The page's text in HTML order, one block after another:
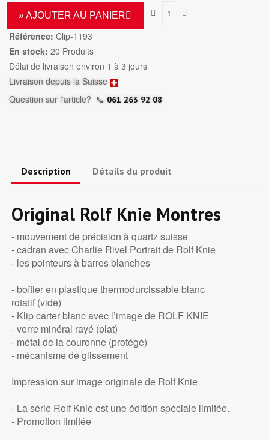
» AJOUTER AU PANIER
Référence: Clip-1193
En stock: 20 Produits
Délai de livraison environ 1 à 3 jours
Livraison depuis la Suisse
Question sur l'article? 📞 061 263 92 08
Description Détails du produit
Original Rolf Knie Montres
- mouvement de précision à quartz suisse
- cadran avec Charlie Rivel Portrait de Rolf Knie
- les pointeurs à barres blanches
- boîtier en plastique thermodurcissable blanc
rotatif (vide)
- Klip carter blanc avec l’image de ROLF KNIE
- verre minéral rayé (plat)
- métal de la couronne (protégé)
- mécanisme de glissement
Impression sur image originale de Rolf Knie
- La série Rolf Knie est une édition spéciale limitée.
- Promotion limitée